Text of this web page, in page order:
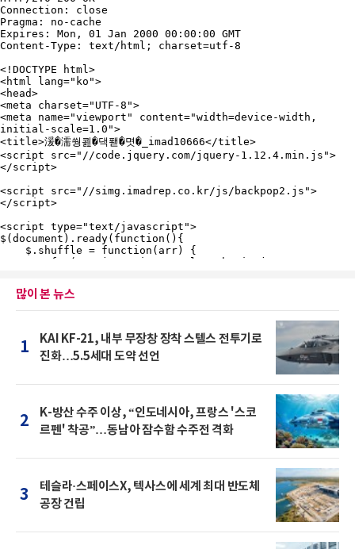
많이 본 뉴스
1
KAI KF-21, 내부 무장창 장착 스텔스 전투기로
진화…5.5세대 도약 선언
2
K-방산 수주 이상, “인도네시아, 프랑스 '스코
르펜' 착공”…동남아 잠수함 수주전 격화
3
테슬라·스페이스X, 텍사스에 세계 최대 반도체
공장 건립